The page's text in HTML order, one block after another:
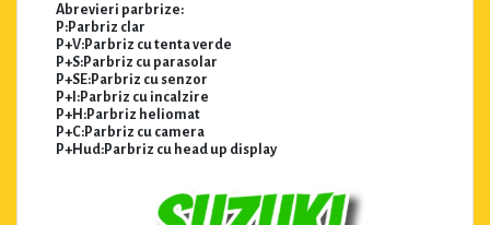
Abrevieri parbrize:
P:Parbriz clar
P+V:Parbriz cu tenta verde
P+S:Parbriz cu parasolar
P+SE:Parbriz cu senzor
P+I:Parbriz cu incalzire
P+H:Parbriz heliomat
P+C:Parbriz cu camera
P+Hud:Parbriz cu head up display